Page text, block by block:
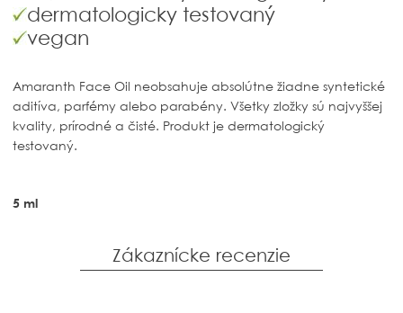
dermatologicky testovaný
vegan
Amaranth Face Oil neobsahuje absolútne žiadne syntetické
aditíva, parfémy alebo parabény. Všetky zložky sú najvyššej
kvality, prírodné a čisté. Produkt je dermatologický
testovaný.
5 ml
Zákaznícke recenzie